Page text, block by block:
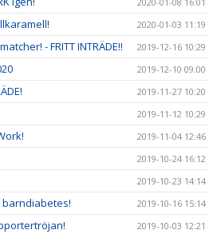
2020-01-03 11:19
- FRITT INTRÄDE!! 2019-12-16 10:29
2019-12-10 09:00
2019-11-27 10:20
2019-11-12 10:29
2019-11-04 12:46
2019-10-24 16:12
2019-10-23 14:14
barndiabetes! 2019-10-16 15:14
2019-10-03 12:21